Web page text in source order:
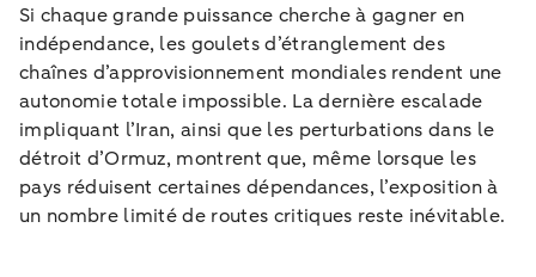
Si chaque grande puissance cherche à gagner en
indépendance, les goulets d’étranglement des
chaînes d’approvisionnement mondiales rendent une
autonomie totale impossible. La dernière escalade
impliquant l’Iran, ainsi que les perturbations dans le
détroit d’Ormuz, montrent que, même lorsque les
pays réduisent certaines dépendances, l’exposition à
un nombre limité de routes critiques reste inévitable.